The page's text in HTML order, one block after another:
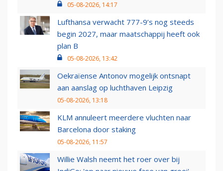
05-08-2026, 14:17
Lufthansa verwacht 777-9’s nog steeds
begin 2027, maar maatschappij heeft ook
plan B
05-08-2026, 13:42
Oekraïense Antonov mogelijk ontsnapt
aan aanslag op luchthaven Leipzig
05-08-2026, 13:18
KLM annuleert meerdere vluchten naar
Barcelona door staking
05-08-2026, 11:57
Willie Walsh neemt het roer over bij